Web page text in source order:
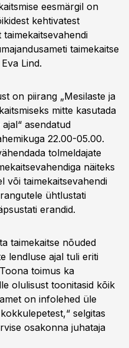
eesmärgil on
kehtivatest
taimekaitse
Lind.
on piirang „Mesilaste ja
mitte kasutada
asendatud
22.00-05.00.
tolmeldajate
näiteks
või taimekaitsevahendi
ühtlustati
erandid.
taimekaitse nõuded
lendluse ajal tuli eriti
toimus ka
olulisust toonitasid kõik
on infolehed üle
selgitas
osakonna juhataja